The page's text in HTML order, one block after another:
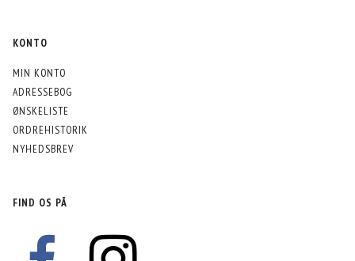
KONTO
MIN KONTO
ADRESSEBOG
ØNSKELISTE
ORDREHISTORIK
NYHEDSBREV
FIND OS PÅ